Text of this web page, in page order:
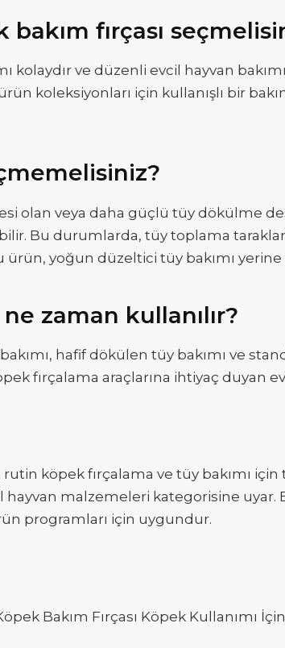
fırçası
kolaydır ve düzenli evcil hayvan
koleksiyonları için kullanışlı bir
olan veya daha güçlü tüy dökülme
Bu durumlarda, tüy toplama
yoğun düzeltici tüy bakımı
zaman kullanılır?
hafif dökülen tüy bakımı ve
fırçalama araçlarına ihtiyaç duyan
rutin köpek fırçalama ve tüy bakımı
hayvan malzemeleri kategorisine
programları için uygundur.
Bakım Fırçası Köpek Kullanımı İçin